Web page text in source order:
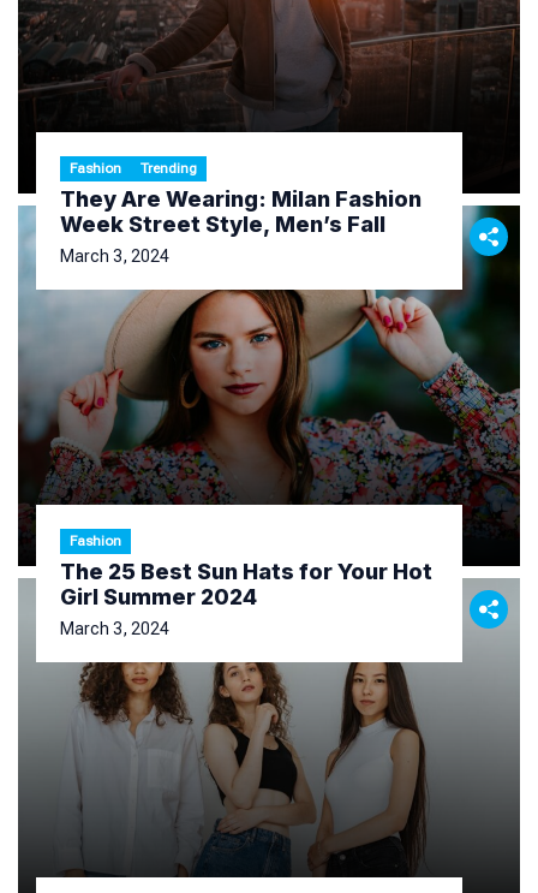
Fashion Trending
They Are Wearing: Milan Fashion
Week Street Style, Men’s Fall
March 3, 2024
Fashion
The 25 Best Sun Hats for Your Hot
Girl Summer 2024
March 3, 2024